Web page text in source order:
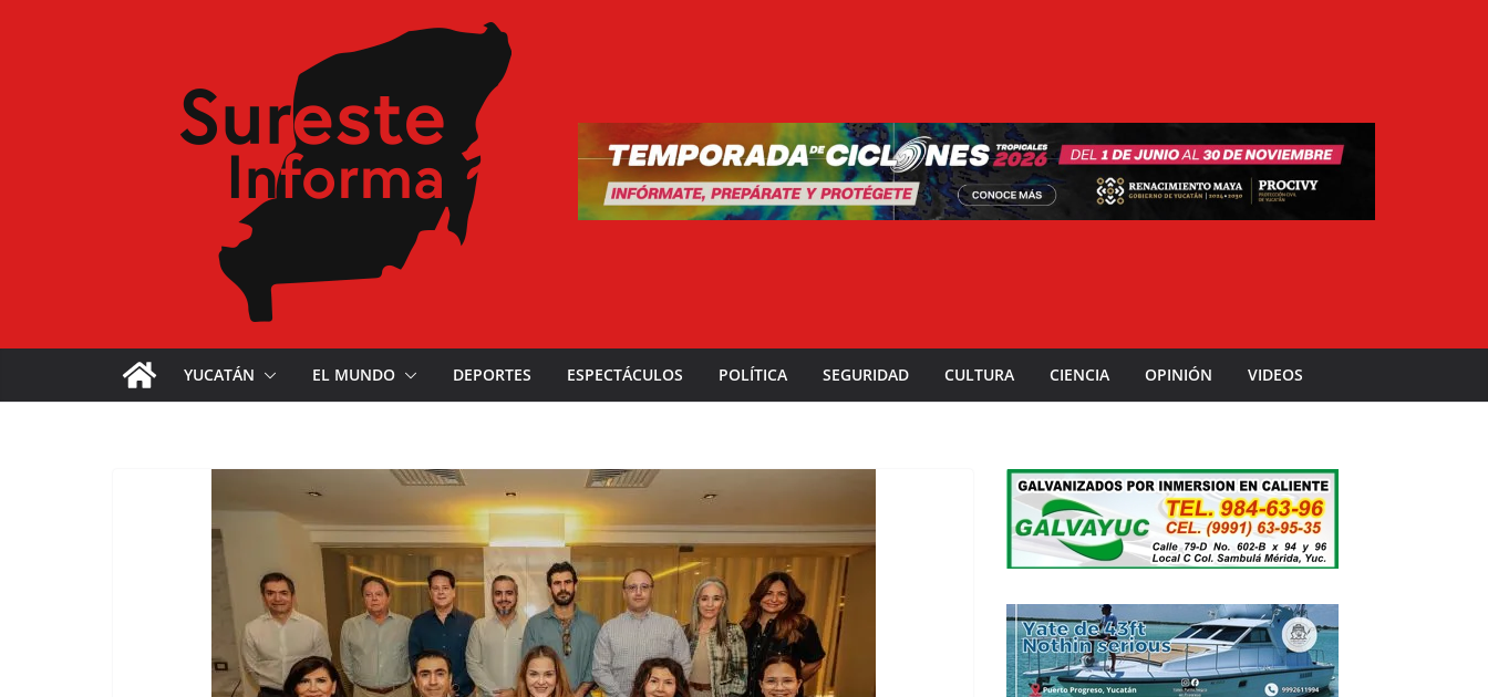
YUCATÁN EL MUNDO DEPORTES ESPECTÁCULOS POLÍTICA SEGURIDAD CULTURA CIENCIA OPINIÓN VIDEOS